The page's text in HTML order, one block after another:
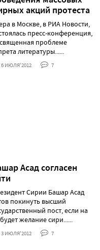
акций протеста
в Москве, в РИА Новости,
пресс-конференция,
проблеме
литературы......
6 ИЮЛЯ'2012 7
Асад согласен
Сирии Башар Асад
покинуть высший
пост, если на
желание сири......
3 ИЮЛЯ'2012 7